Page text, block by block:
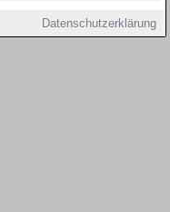
Datenschutzerklärung